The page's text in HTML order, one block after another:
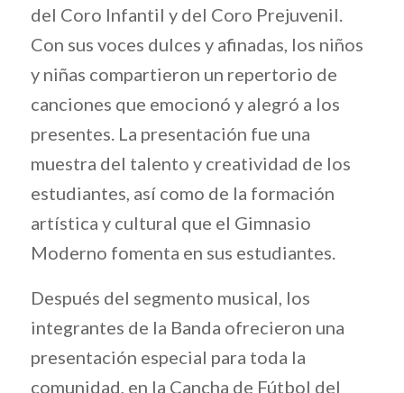
del Coro Infantil y del Coro Prejuvenil.
Con sus voces dulces y afinadas, los niños
y niñas compartieron un repertorio de
canciones que emocionó y alegró a los
presentes. La presentación fue una
muestra del talento y creatividad de los
estudiantes, así como de la formación
artística y cultural que el Gimnasio
Moderno fomenta en sus estudiantes.
Después del segmento musical, los
integrantes de la Banda ofrecieron una
presentación especial para toda la
comunidad, en la Cancha de Fútbol del